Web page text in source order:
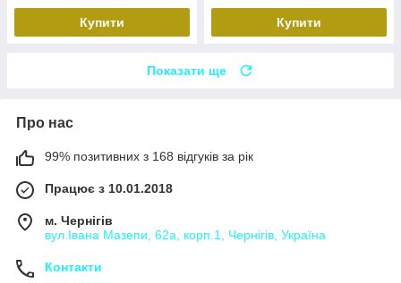
Купити Купити
Показати ще
Про нас
99% позитивних з 168 відгуків за рік
Працює з 10.01.2018
м. Чернігів
вул.Івана Мазепи, 62а, корп.1, Чернігів, Україна
Контакти